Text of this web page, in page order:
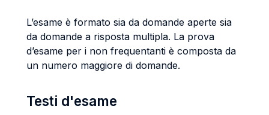
L’esame è formato sia da domande aperte sia
da domande a risposta multipla. La prova
d’esame per i non frequentanti è composta da
un numero maggiore di domande.
Testi d'esame